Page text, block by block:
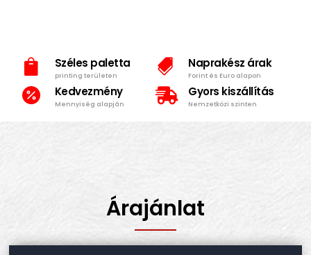
 Széles paletta
printing területen  Naprakész árak
Forint és Euro alapon
 Kedvezmény
Mennyiség alapján  Gyors kiszállítás
Nemzetközi szinten
Árajánlat